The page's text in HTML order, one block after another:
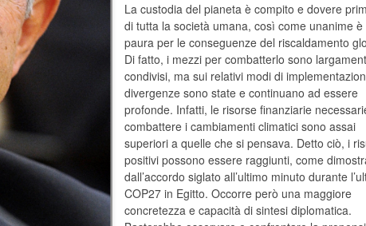
La custodia del pianeta è compito e dovere
di tutta la società umana, così come unanime è
paura per le conseguenze del riscaldamento
Di fatto, i mezzi per combatterlo sono
condivisi, ma sui relativi modi di
divergenze sono state e continuano ad essere
profonde. Infatti, le risorse finanziarie
combattere i cambiamenti climatici sono assai
superiori a quelle che si pensava. Detto ciò, i
positivi possono essere raggiunti, come
dall’accordo siglato all’ultimo minuto durante
COP27 in Egitto. Occorre però una maggiore
concretezza e capacità di sintesi diplomatica.